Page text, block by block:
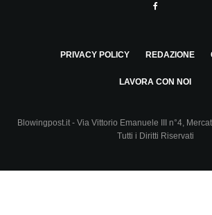
PRIVACY POLICY REDAZIONE
LAVORA CON NOI
Blowingpost.it - Via Vittorio Emanuele III n°4,
Tutti i Diritti Riservati